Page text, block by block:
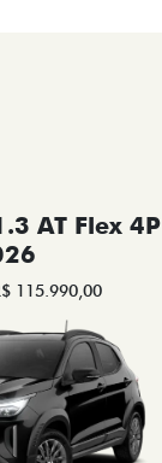
AT Flex 4P
115.990,00